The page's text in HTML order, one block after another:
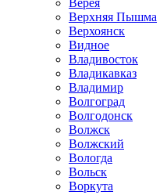
Верея
Верхняя Пышма
Верхоянск
Видное
Владивосток
Владикавказ
Владимир
Волгоград
Волгодонск
Волжск
Волжский
Вологда
Вольск
Воркута